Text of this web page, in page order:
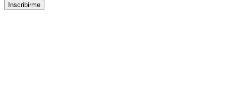
Inscribirme